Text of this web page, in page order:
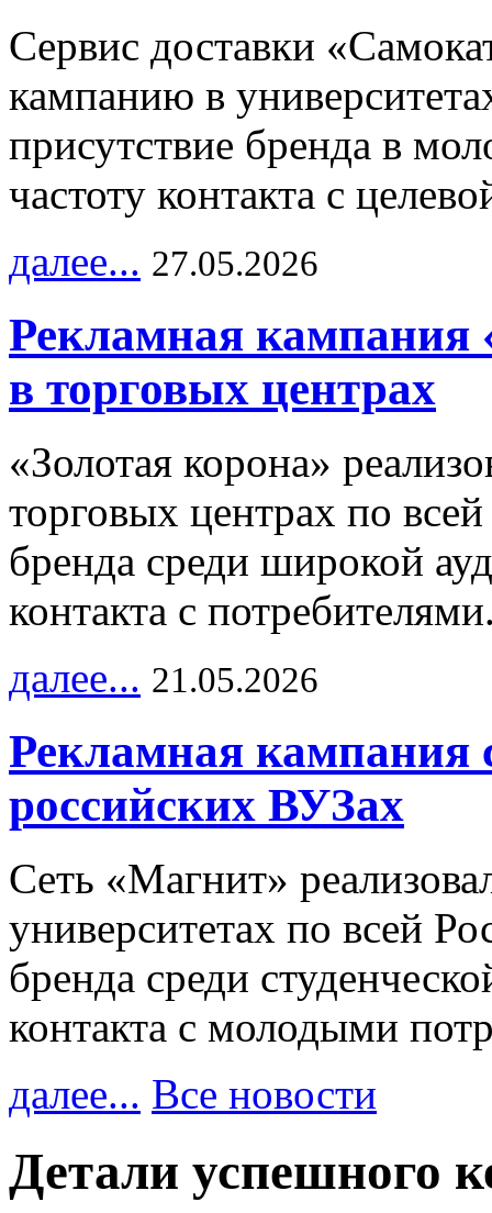
Сервис доставки
кампанию в
присутствие бренда в
частоту контакта с
далее... 27.05.2026
Рекламная кампания
в торговых центрах
«Золотая корона»
торговых центрах по
бренда среди широкой
контакта с
далее... 21.05.2026
Рекламная кампания
российских ВУЗах
Сеть «Магнит»
университетах по всей
бренда среди
контакта с молодыми
далее... Все новости
Детали успешного